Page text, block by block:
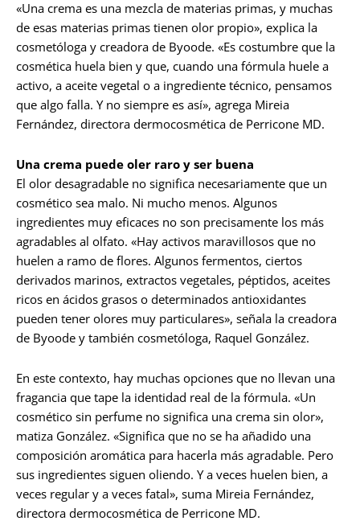
«Una crema es una mezcla de materias primas, y muchas
de esas materias primas tienen olor propio», explica la
cosmetóloga y creadora de Byoode. «Es costumbre que la
cosmética huela bien y que, cuando una fórmula huele a
activo, a aceite vegetal o a ingrediente técnico, pensamos
que algo falla. Y no siempre es así», agrega Mireia
Fernández, directora dermocosmética de Perricone MD.
Una crema puede oler raro y ser buena
El olor desagradable no significa necesariamente que un
cosmético sea malo. Ni mucho menos. Algunos
ingredientes muy eficaces no son precisamente los más
agradables al olfato. «Hay activos maravillosos que no
huelen a ramo de flores. Algunos fermentos, ciertos
derivados marinos, extractos vegetales, péptidos, aceites
ricos en ácidos grasos o determinados antioxidantes
pueden tener olores muy particulares», señala la creadora
de Byoode y también cosmetóloga, Raquel González.
En este contexto, hay muchas opciones que no llevan una
fragancia que tape la identidad real de la fórmula. «Un
cosmético sin perfume no significa una crema sin olor»,
matiza González. «Significa que no se ha añadido una
composición aromática para hacerla más agradable. Pero
sus ingredientes siguen oliendo. Y a veces huelen bien, a
veces regular y a veces fatal», suma Mireia Fernández,
directora dermocosmética de Perricone MD.